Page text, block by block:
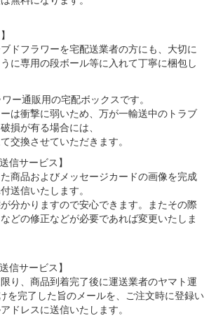
ドフラワーを宅配送業者の方にも、大切に
に専用の段ボール等に入れて丁寧に梱包し
は衝撃に弱いため、万が一輸送中のトラブ
損が有る場合には、
交換させていただきます。
信サービス】
商品およびメッセージカードの画像を完成
送信いたします。
分かりますので安心できます。またその際
どの修正などが必要であれば変更いたしま
信サービス】
り、商品到着完了後に運送業者のヤマト運
を完了した旨のメールを、ご注文時に登録い
ドレスに送信いたします。